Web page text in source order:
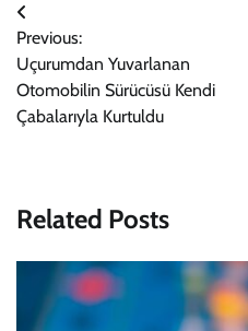
Yazı
gezinmesi
Previous:
Uçurumdan Yuvarlanan
Otomobilin Sürücüsü Kendi
Çabalarıyla Kurtuldu
Related Posts